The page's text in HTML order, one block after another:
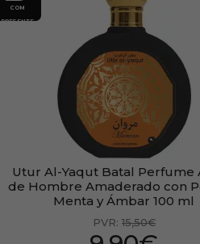
COM
PRESENTE
Utur Al-Yaqut Batal Perfume
de Hombre Amaderado con
Menta y Ámbar 100 ml
PVR: 15,50€